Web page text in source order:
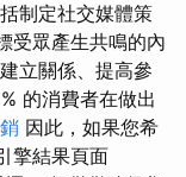
制定社交媒體策
受眾產生共鳴的內
立關係、提高參
的消費者在做出
因此，如果您希
擎結果頁面